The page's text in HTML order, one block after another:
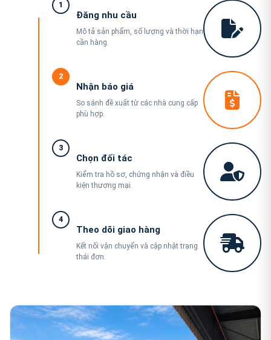
1
Đăng nhu cầu
Mô tả sản phẩm, số lượng và thời hạn
cần hàng.
2
Nhận báo giá
So sánh đề xuất từ các nhà cung cấp
phù hợp.
3
Chọn đối tác
Kiểm tra hồ sơ, chứng nhận và điều
kiện thương mại.
4
Theo dõi giao hàng
Kết nối vận chuyển và cập nhật trạng
thái đơn.